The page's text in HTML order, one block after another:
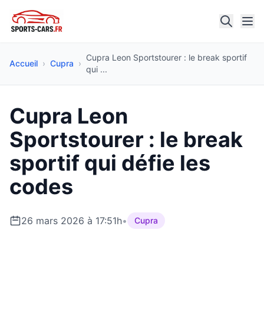
Accueil › Cupra ›
Cupra Leon Sportstourer : le break sportif
qui ...
Cupra Leon
Sportstourer : le break
sportif qui défie les
codes
26 mars 2026 à 17:51h• Cupra